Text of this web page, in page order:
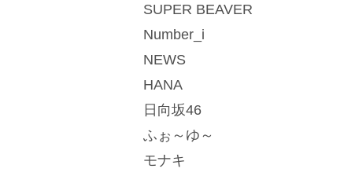
SUPER BEAVER
Number_i
NEWS
HANA
日向坂46
ふぉ～ゆ～
モナキ